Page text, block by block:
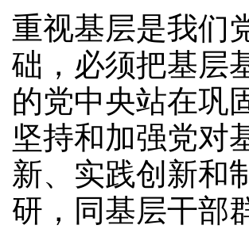
重视基层是我们
础，必须把基层
的党中央站在巩
坚持和加强党对
新、实践创新和
研，同基层干部